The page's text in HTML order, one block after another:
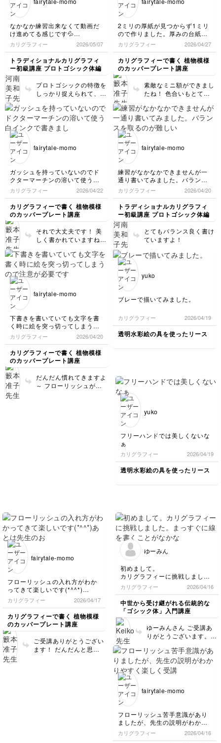
色合いです。 絵の具の
いですよね。 ペン先に
入れて、すんなりとペン
先から流れてくる濃度に
何度も調整してみてくだ
さいね。 画像で見る限
り、淡い色は紙の色が透
けてみえるので、濃度が
薄い（水っぽい）感じが
します。 絵の具も沢山
使ってみて、慣れてくだ
さいね！
文字もとても雰囲気がで
側にできる空間の大きさ
を揃えながら書き込みし
ていきましょう。
なかなか練習出来なくて動画だ
け進めてる感じです💦
先生に添削して頂いたものは画
像保存して書いたものに同じよ
うに書き込んで次回注意して書
きたいと思います。
カリグラフィー 2026/05/07
トラディショナルカリグラフィ
ー初級講座 プロトゴシック体編
プロトゴシックの特徴を
しっかり捉えられて、文
したね！ スペーシング
もとても良いです！
2ミリの厚紙が見つからず1ミリ
ので作りました。厚みの台紙を
2枚重ねにして差し入れる空間
を確保しました。
フレームまで作ったことがなか
ったので楽しく作れました☺️
先生の説明がわかりやすくて楽
しんで受講できました、ありが
とうございました(*^^*)
カリグラフィー 2026/04/27
カリグラフィーで書く 植物模様
のカッパープレート講座
素敵なミニ額ができまし
たね！ 色合いもとても
フィーを身近に置いてい
ただきたくて考えたもの
です。 パソコンの横な
fairytale-momo
ガッシュを持っていないのでド
クターマーチンの溶いて使う白
インクで書きました。フレーム
で仕上げるのが楽しみです
(*^^*)
カリグラフィー 2026/04/22
カリグラフィーで書く 植物模様
のカッパープレート講座
それで大丈夫です！ 美
しく書かれていますね！
液なので、折れ曲がりに
は弱いので(割れてしま
います～)ご注意くださ
❗
fairytale-momo
練習がなかなかできませんが一
通り書いてみました。バランス
を取るのが難しいです。
カリグラフィー 2026/04/20
トラディショナルカリグラフィ
ー初級講座 プロトゴシック体編
とてもバランス良く書け
ていますよ！
fairytale-momo
下書きを書いていても文字を書
く時に絵を突っ切ってしまうの
で注意が必要ですね💦
バランスを考えて装飾を書きす
ぎないように気をつけます。
カリグラフィー 2026/04/20
カリグラフィーで書く 植物模様
のカッパープレート講座
だんだん慣れてきますよ
～ フローリッシュが自
yuko
ブレーで描いてみました。
カリグラフィー 2026/04/19
透明水彩絵の具を使ったリース
yuko
フリーハンドでは美しくないな
ぁ
カリグラフィー 2026/04/19
透明水彩絵の具を使ったリース
fairytale-momo
フローリッシュの入れ方がわか
ってきて楽しいです(*^^*)
あとは先生のおっしゃるように
練習あるのみですね！迷いのな
い自然な線が書けるよう練習頑
張ります(ง •̀_•́)ง
カリグラフィー 2026/04/17
カリグラフィーで書く 植物模様
のカッパープレート講座
ご受講ありがとうござい
ます！ だんだんと思い
ゆーみん
初めまして。
カリグラフィーに挑戦しまし
た。まっすぐに線を書くことが
なかなか難しいです。少しずつ
練習していきます。字を書くこ
とが楽しいです。
今回はコピー用紙なので滲みま
した。次回は滲まない用紙で練
習します。また見てください。
カリグラフィー 2026/04/16
中世から受け継がれる伝統的な
「ゴシック体」入門講座
ゆーみんさん ご受講あ
りがとうございます。
すね！カリグラフィー楽
しんで練習してください
ネ。
fairytale-momo
フローリッシュ苦手意識があり
ましたが、先生の説明がわかり
やすく楽しく受講出来ました。
練習頑張りたいと思います😊
カリグラフィー 2026/04/16